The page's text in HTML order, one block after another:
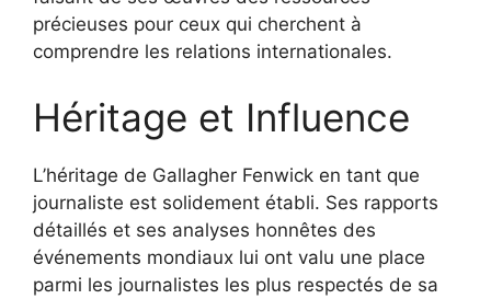
précieuses pour ceux qui cherchent à
comprendre les relations internationales.
Héritage et Influence
L’héritage de Gallagher Fenwick en tant que
journaliste est solidement établi. Ses rapports
détaillés et ses analyses honnêtes des
événements mondiaux lui ont valu une place
parmi les journalistes les plus respectés de sa